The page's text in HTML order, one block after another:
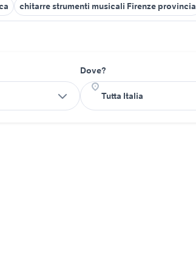
chitarre strumenti musicali Firenze provincia
Dove?